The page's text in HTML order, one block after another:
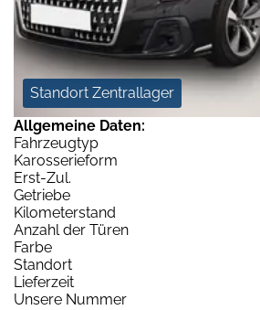
Standort Zentrallager
Allgemeine Daten:
Fahrzeugtyp
Karosserieform
Erst-Zul.
Getriebe
Kilometerstand
Anzahl der Türen
Farbe
Standort
Lieferzeit
Unsere Nummer